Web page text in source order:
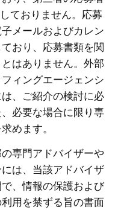
ておりません。応募
メールおよびカレン
おり、応募書類を関
はありません。外部
ィングエージェンシ
、ご紹介の検討に必
必要な場合に限り専
めます。
専門アドバイザーや
は、当該アドバイザ
、情報の保護および
用を禁ずる旨の書面